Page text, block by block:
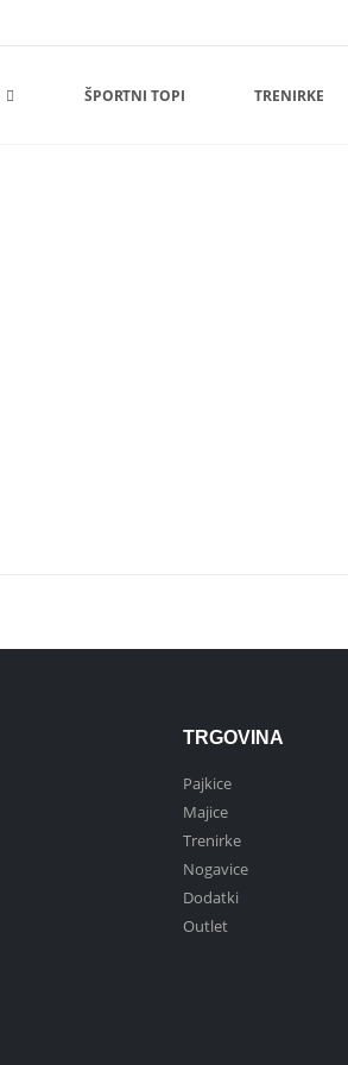
ŠPORTNI TOPI TRENIRKE
TRGOVINA
Pajkice
Majice
Trenirke
Nogavice
Dodatki
Outlet